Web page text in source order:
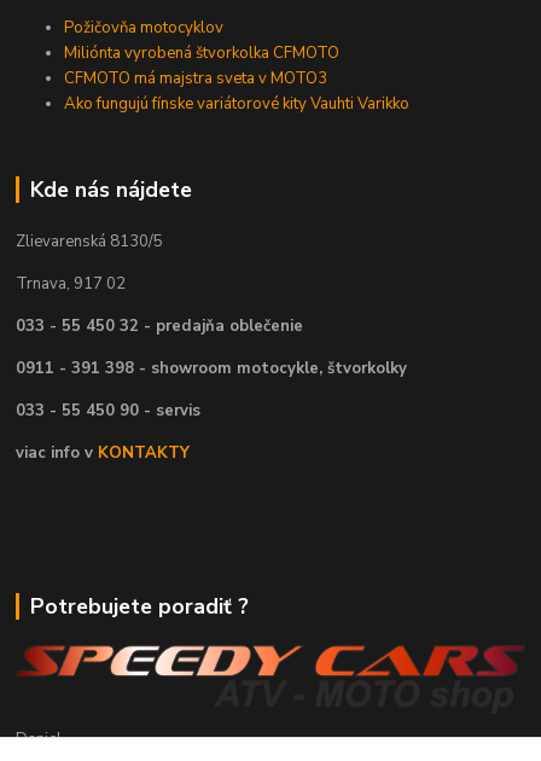
Požičovňa motocyklov
Miliónta vyrobená štvorkolka CFMOTO
CFMOTO má majstra sveta v MOTO3
Ako fungujú fínske variátorové kity Vauhti Varikko
Kde nás nájdete
Zlievarenská 8130/5
Trnava, 917 02
033 - 55 450 32 - predajňa oblečenie
0911 - 391 398 - showroom motocykle, štvorkolky
033 - 55 450 90 - servis
viac info v KONTAKTY
Potrebujete poradiť ?
Daniel